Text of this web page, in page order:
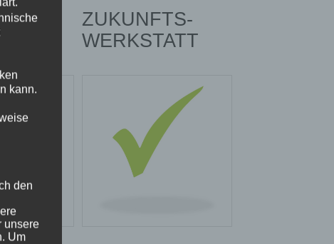
ZUKUNFTS-
WERKSTATT
kann.
den
unsere
Um